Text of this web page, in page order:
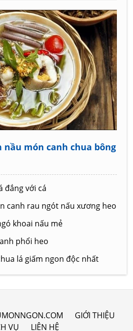
nầu món canh chua bông
đắng với cá
canh rau ngót nấu xương heo
khoai nấu mẻ
phổi heo
lá giấm ngon độc nhất
GIỚI THIỆU
VỤ
LIÊN HỆ